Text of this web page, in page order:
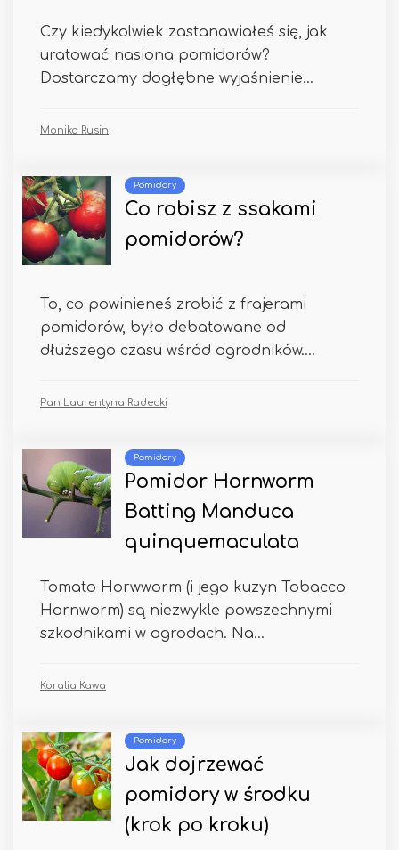
Czy kiedykolwiek zastanawiałeś się, jak
uratować nasiona pomidorów?
Dostarczamy dogłębne wyjaśnienie...
Monika Rusin
Pomidory
Co robisz z ssakami
pomidorów?
To, co powinieneś zrobić z frajerami
pomidorów, było debatowane od
dłuższego czasu wśród ogrodników....
Pan Laurentyna Radecki
Pomidory
Pomidor Hornworm
Batting Manduca
quinquemaculata
Tomato Horwworm (i jego kuzyn Tobacco
Hornworm) są niezwykle powszechnymi
szkodnikami w ogrodach. Na...
Koralia Kawa
Pomidory
Jak dojrzewać
pomidory w środku
(krok po kroku)